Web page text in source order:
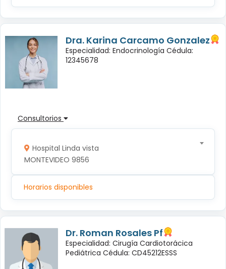
Dra. Karina Carcamo Gonzalez
Especialidad: Endocrinología Cédula:
12345678
Consultorios
Hospital Linda vista
MONTEVIDEO 9856
Horarios disponibles
Dr. Roman Rosales Pf
Especialidad: Cirugía Cardiotorácica
Pediátrica Cédula: CD45212ESSS